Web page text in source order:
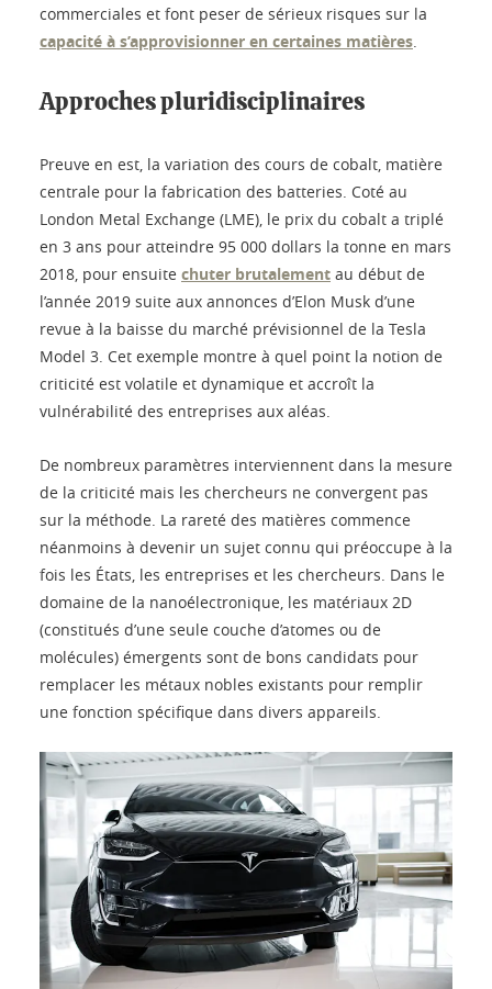
commerciales et font peser de sérieux risques sur la
capacité à s’approvisionner en certaines matières.
Approches pluridisciplinaires
Preuve en est, la variation des cours de cobalt, matière
centrale pour la fabrication des batteries. Coté au
London Metal Exchange (LME), le prix du cobalt a triplé
en 3 ans pour atteindre 95 000 dollars la tonne en mars
2018, pour ensuite chuter brutalement au début de
l’année 2019 suite aux annonces d’Elon Musk d’une
revue à la baisse du marché prévisionnel de la Tesla
Model 3. Cet exemple montre à quel point la notion de
criticité est volatile et dynamique et accroît la
vulnérabilité des entreprises aux aléas.
De nombreux paramètres interviennent dans la mesure
de la criticité mais les chercheurs ne convergent pas
sur la méthode. La rareté des matières commence
néanmoins à devenir un sujet connu qui préoccupe à la
fois les États, les entreprises et les chercheurs. Dans le
domaine de la nanoélectronique, les matériaux 2D
(constitués d’une seule couche d’atomes ou de
molécules) émergents sont de bons candidats pour
remplacer les métaux nobles existants pour remplir
une fonction spécifique dans divers appareils.